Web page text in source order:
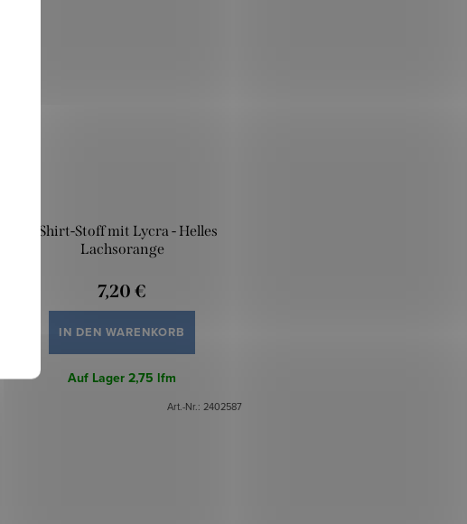
T-Shirt-Stoff mit Lycra - Helles
Lachsorange
7,20 €
IN DEN WARENKORB
Auf Lager 2,75 lfm
Art.-Nr.: 2402587